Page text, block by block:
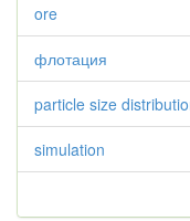
ore
флотация
particle size
simulation